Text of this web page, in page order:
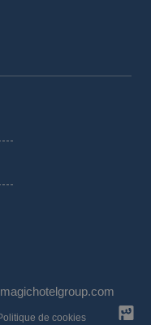
de cookies